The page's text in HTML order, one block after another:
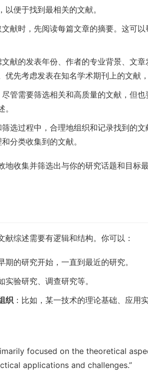
便于找到最相关的文献。
献时，先阅读每篇文章的摘要。这可
文献的发表年份、作者的专业背景、文
优先考虑发表在知名学术期刊上的文献
尽管需要筛选相关和高质量的文献，但
筛选过程中，合理地组织和记录找到的
分类收集到的文献。
地收集并筛选出与你的研究话题和目标
献综述需要有逻辑和结构。你可以：
期的研究开始，一直到最近的研究。
实验研究、调查研究等。
织 ：比如，某一技术的理论基础、应用实
focused on the theoretical
applications and challenges.”